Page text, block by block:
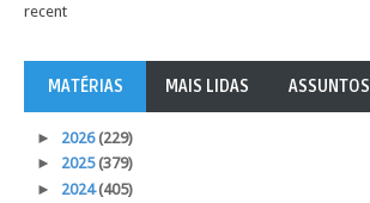
recent
MATÉRIAS MAIS LIDAS ASSUNTOS
► 2026(229)
► 2025(379)
► 2024(405)